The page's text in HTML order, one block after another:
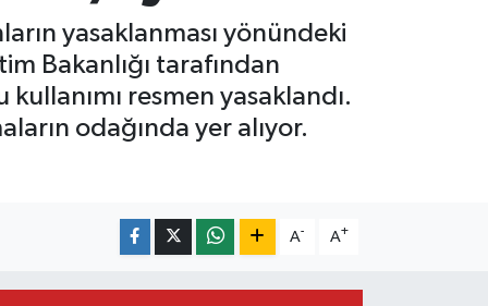
yasaklanması yönündeki
Bakanlığı tarafından
resmen yasaklandı.
odağında yer alıyor.
A- A+